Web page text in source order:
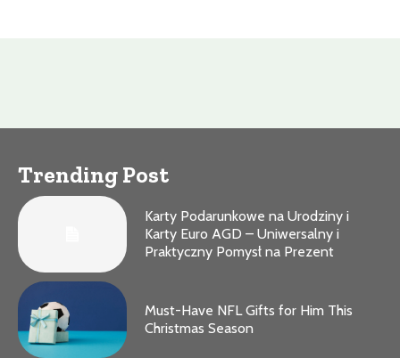
Trending Post
Karty Podarunkowe na Urodziny i
Karty Euro AGD – Uniwersalny i
Praktyczny Pomysł na Prezent
Must-Have NFL Gifts for Him This
Christmas Season